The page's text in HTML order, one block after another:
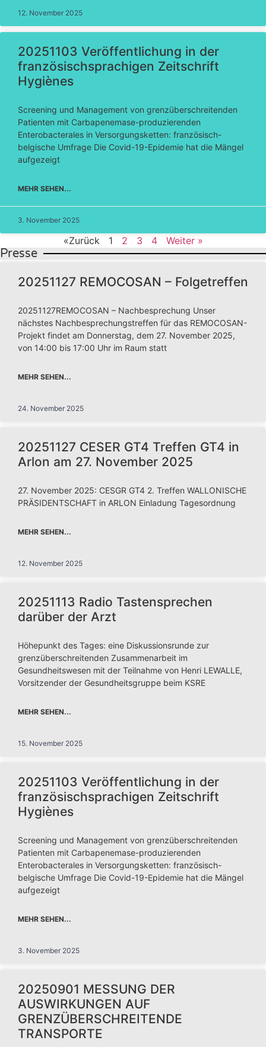
12. November 2025
20251103 Veröffentlichung in der
französischsprachigen Zeitschrift
Hygiènes
Screening und Management von grenzüberschreitenden
Patienten mit Carbapenemase-produzierenden
Enterobacterales in Versorgungsketten: französisch-
belgische Umfrage Die Covid-19-Epidemie hat die Mängel
aufgezeigt
MEHR SEHEN...
3. November 2025
«Zurück 1 2 3 4 Weiter »
Presse
20251127 REMOCOSAN – Folgetreffen
20251127REMOCOSAN – Nachbesprechung Unser
nächstes Nachbesprechungstreffen für das REMOCOSAN-
Projekt findet am Donnerstag, dem 27. November 2025,
von 14:00 bis 17:00 Uhr im Raum statt
MEHR SEHEN...
24. November 2025
20251127 CESER GT4 Treffen GT4 in
Arlon am 27. November 2025
27. November 2025: CESGR GT4 2. Treffen WALLONISCHE
PRÄSIDENTSCHAFT in ARLON Einladung Tagesordnung
MEHR SEHEN...
12. November 2025
20251113 Radio Tastensprechen
darüber der Arzt
Höhepunkt des Tages: eine Diskussionsrunde zur
grenzüberschreitenden Zusammenarbeit im
Gesundheitswesen mit der Teilnahme von Henri LEWALLE,
Vorsitzender der Gesundheitsgruppe beim KSRE
MEHR SEHEN...
15. November 2025
20251103 Veröffentlichung in der
französischsprachigen Zeitschrift
Hygiènes
Screening und Management von grenzüberschreitenden
Patienten mit Carbapenemase-produzierenden
Enterobacterales in Versorgungsketten: französisch-
belgische Umfrage Die Covid-19-Epidemie hat die Mängel
aufgezeigt
MEHR SEHEN...
3. November 2025
20250901 MESSUNG DER
AUSWIRKUNGEN AUF
GRENZÜBERSCHREITENDE
TRANSPORTE